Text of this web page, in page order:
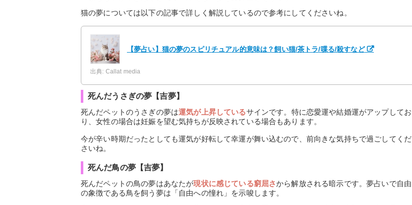
猫の夢については以下の記事で詳しく解説しているので参考にしてくださいね。
【夢占い】猫の夢のスピリチュアル的意味は？飼い猫/茶トラ/喋る/殺すなど
出典: Callat media
死んだうさぎの夢【吉夢】
死んだペットのうさぎの夢は運気が上昇しているサインです。特に恋愛運や結婚運がアップしてお
り、女性の場合は妊娠を望む気持ちが反映されている場合もあります。
今が辛い時期だったとしても運気が好転して幸運が舞い込むので、前向きな気持ちで過ごしてくだ
さいね。
死んだ鳥の夢【吉夢】
死んだペットの鳥の夢はあなたが現状に感じている窮屈さから解放される暗示です。夢占いで自由
の象徴である鳥を飼う夢は「自由への憧れ」を示唆します。